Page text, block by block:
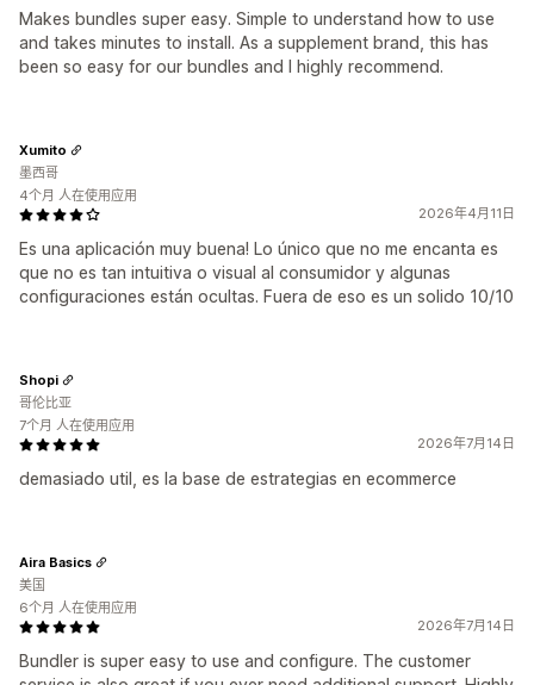
Makes bundles super easy. Simple to understand how to use
and takes minutes to install. As a supplement brand, this has
been so easy for our bundles and I highly recommend.
2026年4月11日
Es una aplicación muy buena! Lo único que no me encanta es
que no es tan intuitiva o visual al consumidor y algunas
configuraciones están ocultas. Fuera de eso es un solido 10/10
Xumito
墨西哥
4个月 人在使用应用
2026年7月14日
demasiado util, es la base de estrategias en ecommerce
Shopi
哥伦比亚
7个月 人在使用应用
2026年7月14日
Bundler is super easy to use and configure. The customer
Aira Basics
美国
6个月 人在使用应用